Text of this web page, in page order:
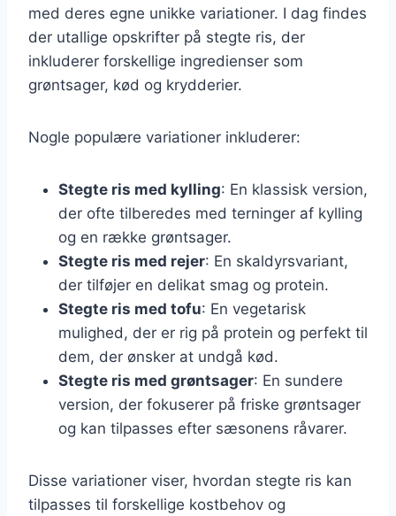
med deres egne unikke variationer. I dag findes
der utallige opskrifter på stegte ris, der
inkluderer forskellige ingredienser som
grøntsager, kød og krydderier.
Nogle populære variationer inkluderer:
Stegte ris med kylling: En klassisk version,
der ofte tilberedes med terninger af kylling
og en række grøntsager.
Stegte ris med rejer: En skaldyrsvariant,
der tilføjer en delikat smag og protein.
Stegte ris med tofu: En vegetarisk
mulighed, der er rig på protein og perfekt til
dem, der ønsker at undgå kød.
Stegte ris med grøntsager: En sundere
version, der fokuserer på friske grøntsager
og kan tilpasses efter sæsonens råvarer.
Disse variationer viser, hvordan stegte ris kan
tilpasses til forskellige kostbehov og